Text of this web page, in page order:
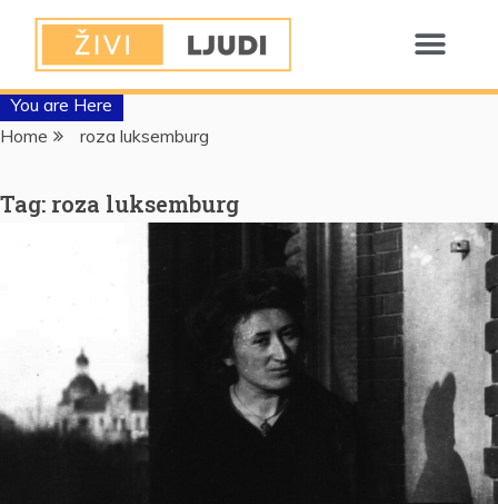
You are Here
Home
roza luksemburg
Tag: roza luksemburg